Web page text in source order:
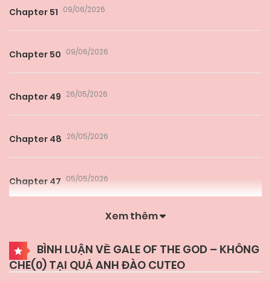
Chapter 51 09/06/2026
Chapter 50 09/06/2026
Chapter 49 26/05/2026
Chapter 48 26/05/2026
Chapter 47 05/05/2026
26/04/2026
Chapter 45 19/04/2026
Xem thêm
BÌNH LUẬN VỀ GALE OF THE GOD – KHÔNG
CHE(0) TẠI QUẢ ANH ĐÀO CUTEO